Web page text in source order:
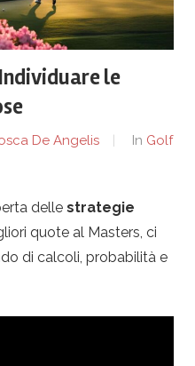
le
De Angelis In Golf
delle strategie
quote al Masters, ci
di calcoli, probabilità e